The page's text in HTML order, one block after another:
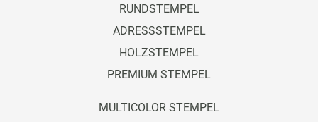
RUNDSTEMPEL
ADRESSSTEMPEL
HOLZSTEMPEL
PREMIUM STEMPEL
MULTICOLOR STEMPEL